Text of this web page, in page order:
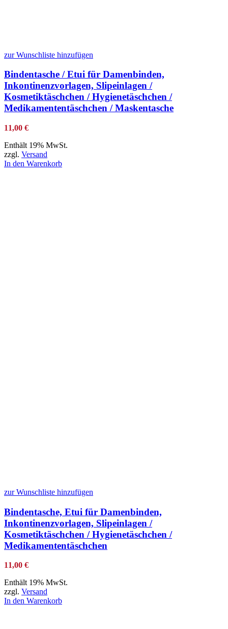
zur Wunschliste hinzufügen
Bindentasche / Etui für Damenbinden,
Inkontinenzvorlagen, Slipeinlagen /
Kosmetiktäschchen / Hygienetäschchen /
Medikamententäschchen / Maskentasche
11,00 €
Enthält 19% MwSt.
zzgl. Versand
In den Warenkorb
zur Wunschliste hinzufügen
Bindentasche, Etui für Damenbinden,
Inkontinenzvorlagen, Slipeinlagen /
Kosmetiktäschchen / Hygienetäschchen /
Medikamententäschchen
11,00 €
Enthält 19% MwSt.
zzgl. Versand
In den Warenkorb